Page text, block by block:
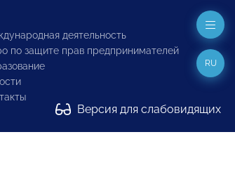
деятельность
по защите прав предпринимателей
Версия для слабовидящих
RU